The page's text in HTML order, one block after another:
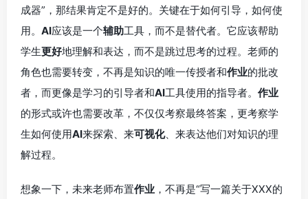
成器”，那结果肯定不是好的。关键在于如何引导，如何使
用。 AI应该是一个辅助工具，而不是替代者。它应该帮助
学生更好地理解和表达，而不是跳过思考的过程。老师的
角色也需要转变，不再是知识的唯一传授者和作业的批改
者，而更像是学习的引导者和AI工具使用的指导者。 作业
的形式或许也需要改革，不仅仅考察最终答案，更考察学
生如何使用AI来探索、来可视化、来表达他们对知识的理
解过程。
想象一下，未来老师布置作业 ，不再是“写一篇关于XXX的